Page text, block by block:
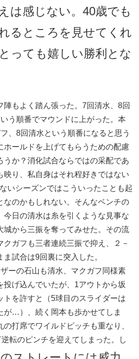
は感じない。40歳でも
るところを見せてくれ
っても嬉しい勝利とな
陣もよく踏ん張った。7回清水、8回
う順番でマウンドに上がった。本
、8回清水という順番になると思う
ホールドを上げてもらうための配慮
うか？消化試合ならではの采配であ
映り、私自身はそれ程好きではない
いシーズンではこういったことも起
なのかもしれない。そんなベンチの
今日の清水は糸を引くような見事な
城から三振を奪ってみせた。その流
クガフも三者連続三振で抑え、２－
ま試合は9回裏に突入した。
ーの石山も清水、マクガフ同様素
投げ込んでいたが、1アウトから坂
トを許すと（5球目のスライダーは
が…）、続く岡本も歩かせてしま
打席でワイルドピッチも重なり、
転のピンチを迎えてしまった。し